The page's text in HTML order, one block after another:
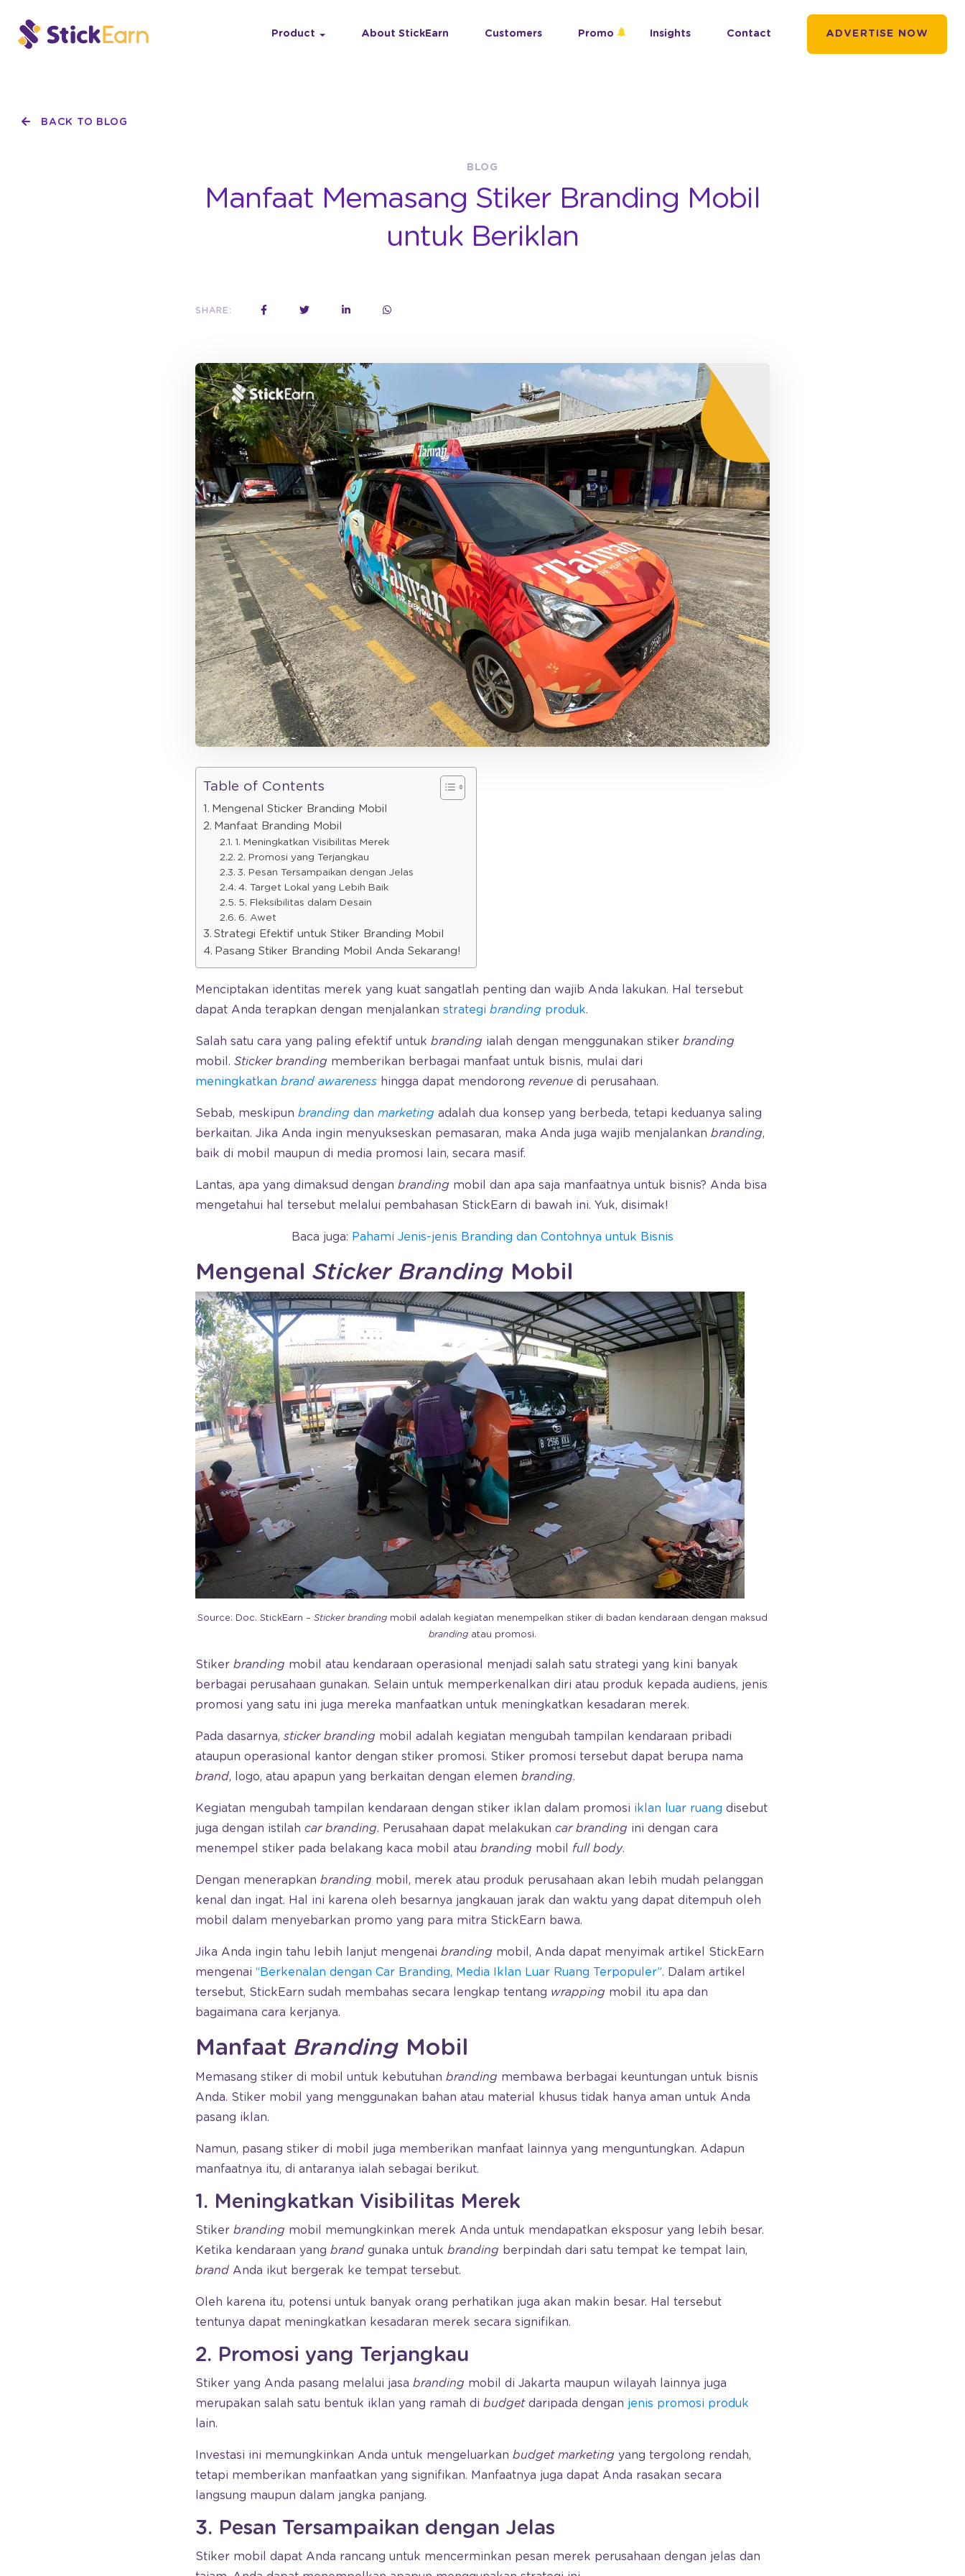
Product About StickEarn Customers Promo Insights Contact ADVERTISE NOW
BACK TO BLOG
BLOG
Manfaat Memasang Stiker Branding Mobil
untuk Beriklan
SHARE:
Table of Contents
Mengenal Sticker Branding Mobil
Manfaat Branding Mobil
1. Meningkatkan Visibilitas Merek
2. Promosi yang Terjangkau
3. Pesan Tersampaikan dengan Jelas
4. Target Lokal yang Lebih Baik
5. Fleksibilitas dalam Desain
6. Awet
Strategi Efektif untuk Stiker Branding Mobil
Pasang Stiker Branding Mobil Anda Sekarang!
Menciptakan identitas merek yang kuat sangatlah penting dan wajib Anda lakukan. Hal tersebut
dapat Anda terapkan dengan menjalankan strategi branding produk.
Salah satu cara yang paling efektif untuk branding ialah dengan menggunakan stiker branding
mobil. Sticker branding memberikan berbagai manfaat untuk bisnis, mulai dari
meningkatkan brand awareness hingga dapat mendorong revenue di perusahaan.
Sebab, meskipun branding dan marketing adalah dua konsep yang berbeda, tetapi keduanya saling
berkaitan. Jika Anda ingin menyukseskan pemasaran, maka Anda juga wajib menjalankan branding,
baik di mobil maupun di media promosi lain, secara masif.
Lantas, apa yang dimaksud dengan branding mobil dan apa saja manfaatnya untuk bisnis? Anda bisa
mengetahui hal tersebut melalui pembahasan StickEarn di bawah ini. Yuk, disimak!
Baca juga: Pahami Jenis-jenis Branding dan Contohnya untuk Bisnis
Mengenal Sticker Branding Mobil
Source: Doc. StickEarn – Sticker branding mobil adalah kegiatan menempelkan stiker di badan kendaraan dengan maksud
branding atau promosi.
Stiker branding mobil atau kendaraan operasional menjadi salah satu strategi yang kini banyak
berbagai perusahaan gunakan. Selain untuk memperkenalkan diri atau produk kepada audiens, jenis
promosi yang satu ini juga mereka manfaatkan untuk meningkatkan kesadaran merek.
Pada dasarnya, sticker branding mobil adalah kegiatan mengubah tampilan kendaraan pribadi
ataupun operasional kantor dengan stiker promosi. Stiker promosi tersebut dapat berupa nama
brand, logo, atau apapun yang berkaitan dengan elemen branding.
Kegiatan mengubah tampilan kendaraan dengan stiker iklan dalam promosi iklan luar ruang disebut
juga dengan istilah car branding. Perusahaan dapat melakukan car branding ini dengan cara
menempel stiker pada belakang kaca mobil atau branding mobil full body.
Dengan menerapkan branding mobil, merek atau produk perusahaan akan lebih mudah pelanggan
kenal dan ingat. Hal ini karena oleh besarnya jangkauan jarak dan waktu yang dapat ditempuh oleh
mobil dalam menyebarkan promo yang para mitra StickEarn bawa.
Jika Anda ingin tahu lebih lanjut mengenai branding mobil, Anda dapat menyimak artikel StickEarn
mengenai “Berkenalan dengan Car Branding, Media Iklan Luar Ruang Terpopuler”. Dalam artikel
tersebut, StickEarn sudah membahas secara lengkap tentang wrapping mobil itu apa dan
bagaimana cara kerjanya.
Manfaat Branding Mobil
Memasang stiker di mobil untuk kebutuhan branding membawa berbagai keuntungan untuk bisnis
Anda. Stiker mobil yang menggunakan bahan atau material khusus tidak hanya aman untuk Anda
pasang iklan.
Namun, pasang stiker di mobil juga memberikan manfaat lainnya yang menguntungkan. Adapun
manfaatnya itu, di antaranya ialah sebagai berikut.
1. Meningkatkan Visibilitas Merek
Stiker branding mobil memungkinkan merek Anda untuk mendapatkan eksposur yang lebih besar.
Ketika kendaraan yang brand gunaka untuk branding berpindah dari satu tempat ke tempat lain,
brand Anda ikut bergerak ke tempat tersebut.
Oleh karena itu, potensi untuk banyak orang perhatikan juga akan makin besar. Hal tersebut
tentunya dapat meningkatkan kesadaran merek secara signifikan.
2. Promosi yang Terjangkau
Stiker yang Anda pasang melalui jasa branding mobil di Jakarta maupun wilayah lainnya juga
merupakan salah satu bentuk iklan yang ramah di budgetdaripada dengan jenis promosi produk
lain.
Investasi ini memungkinkan Anda untuk mengeluarkan budget marketing yang tergolong rendah,
tetapi memberikan manfaatkan yang signifikan. Manfaatnya juga dapat Anda rasakan secara
langsung maupun dalam jangka panjang.
3. Pesan Tersampaikan dengan Jelas
Stiker mobil dapat Anda rancang untuk mencerminkan pesan merek perusahaan dengan jelas dan